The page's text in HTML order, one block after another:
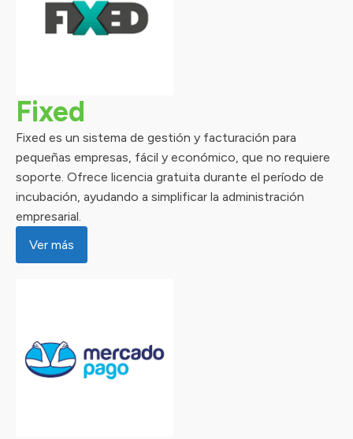
Fixed
Fixed es un sistema de gestión y facturación para
pequeñas empresas, fácil y económico, que no requiere
soporte. Ofrece licencia gratuita durante el período de
incubación, ayudando a simplificar la administración
empresarial.
Ver más